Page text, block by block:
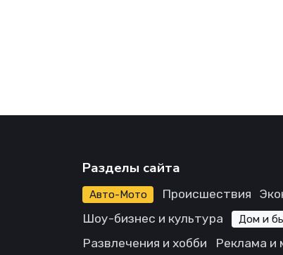
Разделы сайта
Авто-Мото Происшествия
Шоу-бизнес и культура
Дом и
Развлечения и хобби
Реклама и